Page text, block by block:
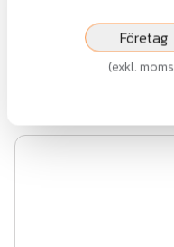
12 066 krFöretag
(exkl. moms